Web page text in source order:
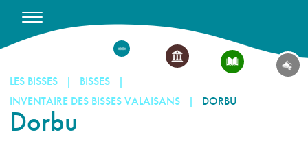
LES BISSES
BISSES
INVENTAIRE DES BISSES VALAISANS
DORBU
Dorbu